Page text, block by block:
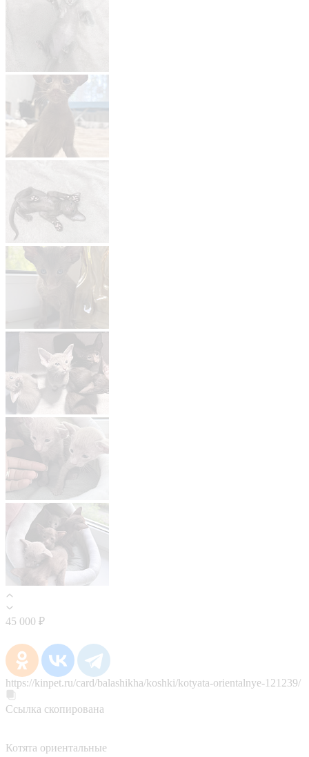
45 000 ₽
https://kinpet.ru/card/balashikha/koshki/kotyata-orientalnye-121239/
Ссылка скопирована
Котята ориентальные